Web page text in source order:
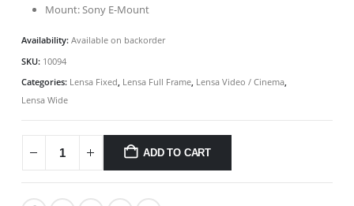
Mount: Sony E-Mount
Availability: Available on backorder
SKU: 10094
Categories: Lensa Fixed, Lensa Full Frame, Lensa Video / Cinema,
Lensa Wide
ADD TO CART